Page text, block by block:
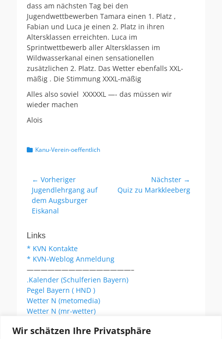
Wir schätzen Ihre Privatsphäre
dass am nächsten Tag bei den
Jugendwettbewerben Tamara einen 1. Platz ,
Fabian und Luca je einen 2. Platz in ihren
Altersklassen erreichten. Luca im
Sprintwettbewerb aller Altersklassen im
Wildwasserkanal einen sensationellen
zusätzlichen 2. Platz. Das Wetter ebenfalls XXL-
mäßig . Die Stimmung XXXL-mäßig
Alles also soviel XXXXXL —- das müssen wir
wieder machen
Alois
Kategorien
Kanu-Verein-oeffentlich
Beitragsnavigation
← Vorheriger
Vorheriger
Beitrag:
Jugendlehrgang auf
dem Augsburger
Eiskanal
Nächster →
Nächster
Quiz zu Markkleeberg
Links
* KVN Kontakte
* KVN-Weblog Anmeldung
———————————————–
.Kalender (Schulferien Bayern)
Pegel Bayern ( HND )
Wetter N (metomedia)
Wetter N (mr-wetter)